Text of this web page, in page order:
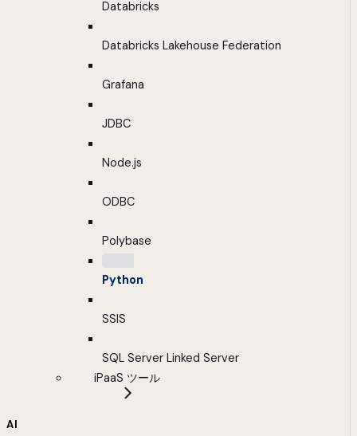
Databricks
Databricks Lakehouse Federation
Grafana
JDBC
Node.js
ODBC
Polybase
Python
SSIS
SQL Server Linked Server
iPaaS ツール
AI